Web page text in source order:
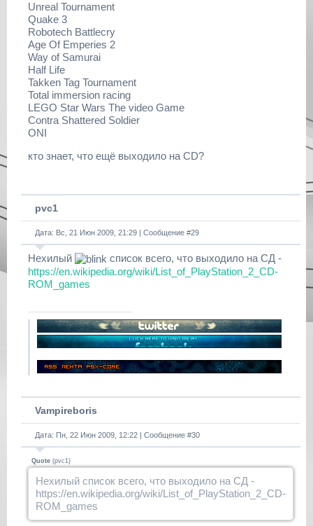
Unreal Tournament
Quake 3
Robotech Battlecry
Age Of Emperies 2
Way of Samurai
Half Life
Takken Tag Tournament
Total immersion racing
LEGO Star Wars The video Game
Contra Shattered Soldier
ONI
кто знает, что ещё выходило на CD?
pvc1
Дата: Вс, 21 Июн 2009, 21:29 | Сообщение #29
Нехилый
список всего, что выходило на СД -
https://en.wikipedia.org/wiki/List_of_PlayStation_2_CD-
ROM_games
Vampireboris
Дата: Пн, 22 Июн 2009, 12:22 | Сообщение #30
Quote (pvc1)
Нехилый список всего, что выходило на СД -
https://en.wikipedia.org/wiki/List_of_PlayStation_2_CD-
ROM_games